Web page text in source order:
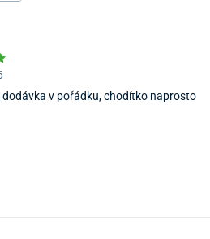
dodávka v pořádku, chodítko naprosto